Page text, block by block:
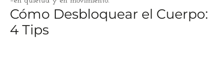
Cómo Desbloquear el Cuerpo:
4 Tips